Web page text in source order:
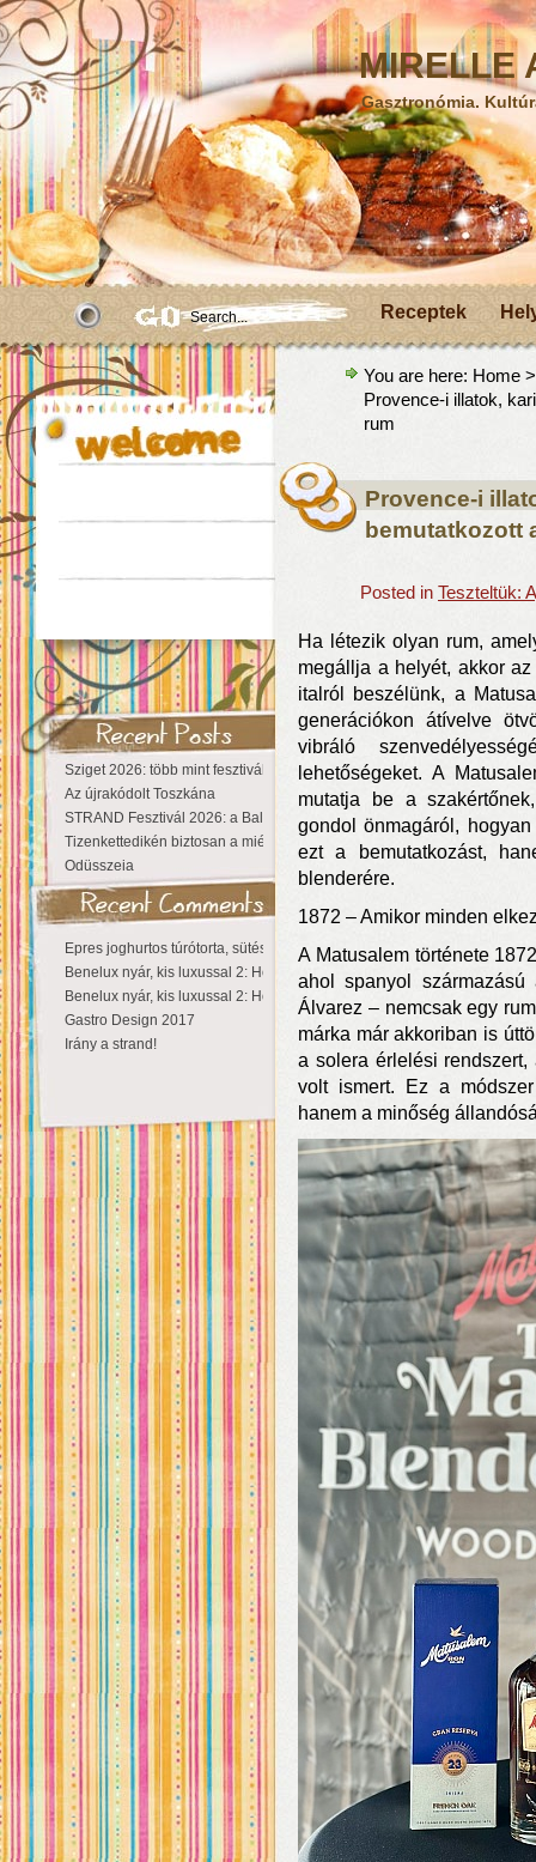
MIRELLE
Gasztronómia.
Receptek
Sziget 2026: több mint fesztivál, egy városnyi élmény
Az újrakódolt Toszkána
STRAND Fesztivál 2026: a Balaton partján a nyár még tart!
Tizenkettedikén biztosan a miénk a Sziget!
Odüsszeia
Epres joghurtos túrótorta, sütés nélkül
Benelux nyár, kis luxussal 2: Hollandia
Benelux nyár, kis luxussal 2: Hollandia
Gastro Design 2017
Irány a strand!
You are here: Home
Provence-i illatok,
rum
Provence-i
bemutatkozott
Posted in Teszteltük:
Ha létezik olyan rum,
megállja a helyét, akkor
italról beszélünk, a
generációkon átívelve
vibráló
lehetőségeket. A
mutatja be a
gondol önmagáról,
ezt a bemutatkozást,
blenderére.
1872 – Amikor minden
A Matusalem története
ahol spanyol
Álvarez – nemcsak egy
márka már akkoriban is
a solera érlelési
volt ismert. Ez a
hanem a minőség